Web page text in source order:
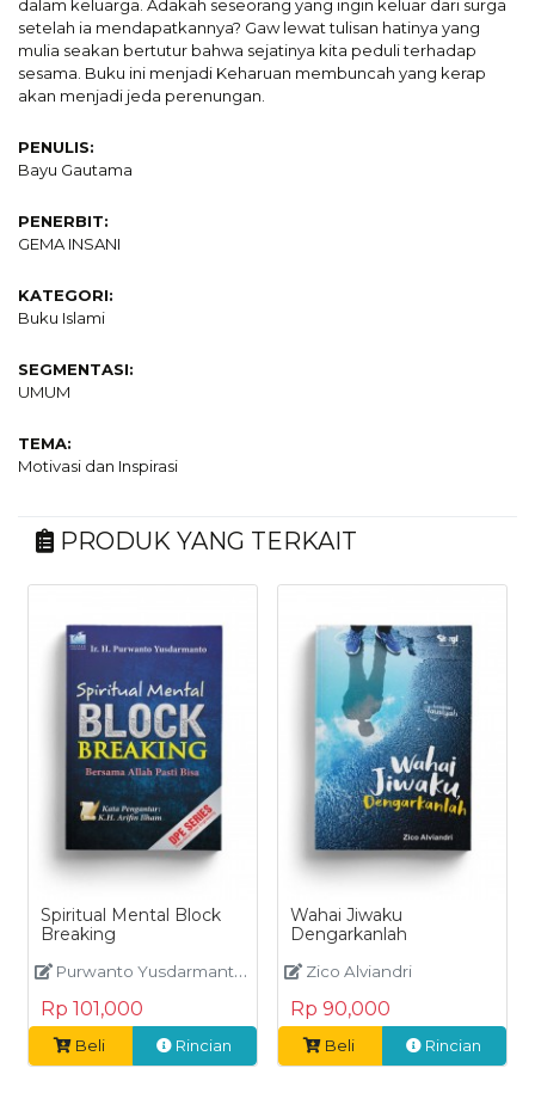
dalam keluarga. Adakah seseorang yang ingin keluar dari surga
setelah ia mendapatkannya? Gaw lewat tulisan hatinya yang
mulia seakan bertutur bahwa sejatinya kita peduli terhadap
sesama. Buku ini menjadi Keharuan membuncah yang kerap
akan menjadi jeda perenungan.
PENULIS:
Bayu Gautama
PENERBIT:
GEMA INSANI
KATEGORI:
Buku Islami
SEGMENTASI:
UMUM
TEMA:
Motivasi dan Inspirasi
PRODUK YANG TERKAIT
Spiritual Mental Block
Breaking
Purwanto Yusdarmanto
Rp 101,000
Beli Rincian
Wahai Jiwaku
Dengarkanlah
Zico Alviandri
Rp 90,000
Beli Rincian